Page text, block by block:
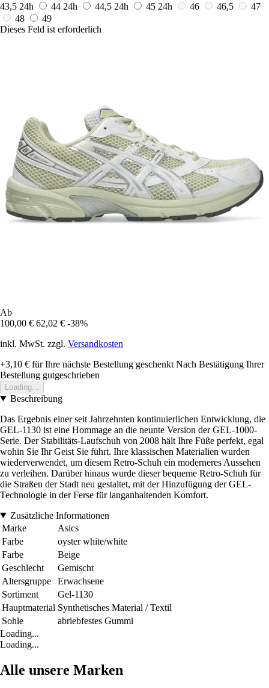
43,5 24h 44 24h 44,5 24h 45 24h 46 46,5
47
48
49
Dieses Feld ist erforderlich
Ab
100,00 € 62,02 € -38%
inkl. MwSt. zzgl. Versandkosten
+3,10 € für Ihre nächste Bestellung geschenkt Nach Bestätigung Ihrer
Bestellung gutgeschrieben
Loading...
Beschreibung
Das Ergebnis einer seit Jahrzehnten kontinuierlichen Entwicklung, die
GEL-1130 ist eine Hommage an die neunte Version der GEL-1000-
Serie. Der Stabilitäts-Laufschuh von 2008 hält Ihre Füße perfekt, egal
wohin Sie Ihr Geist Sie führt. Ihre klassischen Materialien wurden
wiederverwendet, um diesem Retro-Schuh ein moderneres Aussehen
zu verleihen. Darüber hinaus wurde dieser bequeme Retro-Schuh für
die Straßen der Stadt neu gestaltet, mit der Hinzufügung der GEL-
Technologie in der Ferse für langanhaltenden Komfort.
Zusätzliche Informationen
Marke
Asics
Farbe
oyster white/white
Farbe
Beige
Geschlecht
Gemischt
Altersgruppe
Erwachsene
Sortiment
Gel-1130
Hauptmaterial Synthetisches Material / Textil
Sohle
abriebfestes Gummi
Loading...
Loading...
Alle unsere Marken